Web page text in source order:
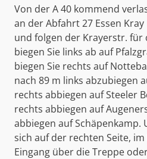
Von der A 40 kommend
an der Abfahrt 27 Essen
und folgen der Krayerstr. für
biegen Sie links ab auf
biegen Sie rechts auf
nach 89 m links abzubiegen
rechts abbiegen auf Steeler
rechts abbiegen auf
abbiegen auf Schäpenkamp.
sich auf der rechten Seite, im
Eingang über die Treppe